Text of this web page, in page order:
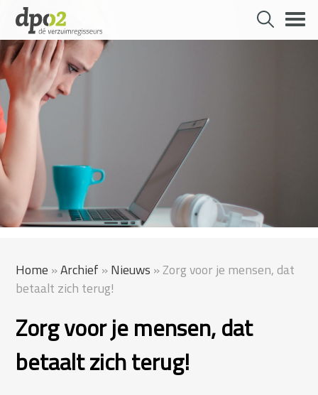
content
Home »Archief »Nieuws »Zorg voor je mensen, dat
betaalt zich terug!
Zorg voor je mensen, dat
betaalt zich terug!